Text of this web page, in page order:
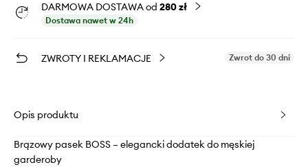
DARMOWA DOSTAWA od 280 zł
Dostawa nawet w 24h
ZWROTY I REKLAMACJE Zwrot do 30 dni
Opis produktu
Brązowy pasek BOSS – elegancki dodatek do męskiej
garderoby